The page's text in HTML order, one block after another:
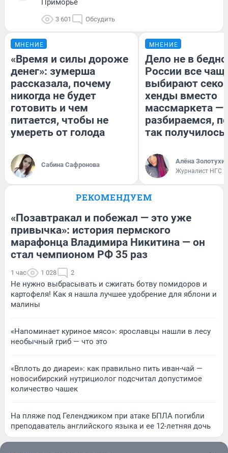
Приморье
3 601 Обсудить
МНЕНИЕ
«Время и силы дороже
денег»: зумерша
рассказала, почему
никогда не будет
готовить и чем
питается, чтобы не
умереть от голода
Сабина Сафронова
МНЕНИЕ
Дело не в
России все
выбирают
хенды вместо
массмаркета —
разбираемся,
так получилось
Алёна
Журналист НГС
РЕКОМЕНДУЕМ
«Позавтракал и побежал — это уже
привычка»: история пермского
марафонца Владимира Никитина — он
стал чемпионом РФ 35 раз
1 час 1 028 2
Не нужно выбрасывать и сжигать ботву помидоров и
картофеля! Как я нашла лучшее удобрение для яблони и
малины
«Напоминает куриное мясо»: ярославцы нашли в лесу
необычный гриб — что это
«Вплоть до диареи»: как правильно пить иван-чай —
новосибирский нутрициолог подсчитал допустимое
количество чашек
На пляже под Геленджиком при атаке БПЛА погибли
преподаватель английского языка и ее 12-летняя дочь